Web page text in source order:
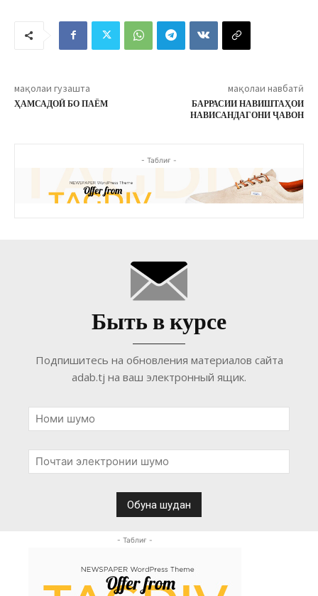
мақолаи гузашта
ҲАМСАДОӢ БО ПАЁМ
мақолаи навбатӣ
БАРРАСИИ НАВИШТАҲОИ
НАВИСАНДАГОНИ ҶАВОН
- Таблиғ -
Быть в курсе
Подпишитесь на обновления материалов сайта
adab.tj на ваш электронный ящик.
- Таблиғ -